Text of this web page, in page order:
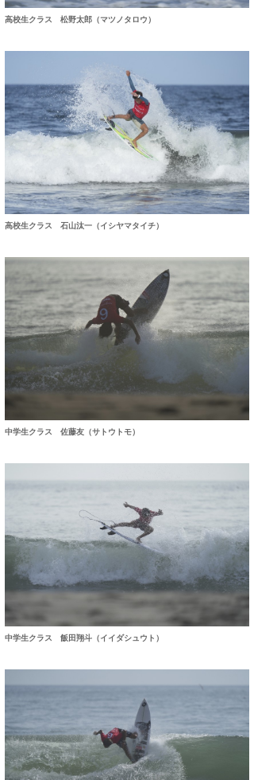
高校生クラス 松野太郎（マツノタロウ）
高校生クラス 石山汰一（イシヤマタイチ）
中学生クラス 佐藤友（サトウトモ）
中学生クラス 飯田翔斗（イイダシュウト）
waka☆=
たっちー
ハンマー
三輪予報士
小川予報士
上條将美
唐澤予報士
SancheZ
ゴン
予報士 hiro.
Mr.K
chappy